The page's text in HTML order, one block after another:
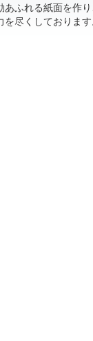
ふれる紙面を作
尽くしております